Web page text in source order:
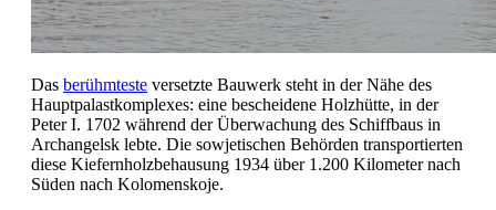
Das berühmteste versetzte Bauwerk steht in der Nähe des
Hauptpalastkomplexes: eine bescheidene Holzhütte, in der
Peter I. 1702 während der Überwachung des Schiffbaus in
Archangelsk lebte. Die sowjetischen Behörden transportierten
diese Kiefernholzbehausung 1934 über 1.200 Kilometer nach
Süden nach Kolomenskoje.